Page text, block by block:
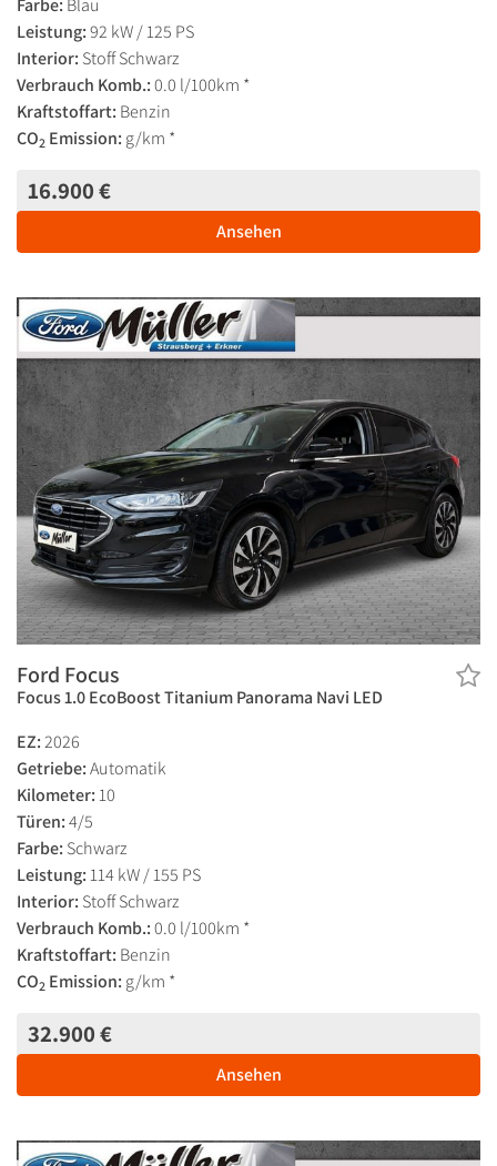
Leistung:92 kW / 125 PS
Interior: Stoff Schwarz
Verbrauch Komb.:0.0 l/100km *
Kraftstoffart: Benzin
CO2 Emission: g/km *
16.900 €
Ansehen
Ford Focus
Focus 1.0 EcoBoost Titanium Panorama Navi LED
EZ:2026
Getriebe:Automatik
Kilometer: 10
Türen:4/5
Farbe: Schwarz
Leistung: 114 kW / 155 PS
Interior: Stoff Schwarz
Verbrauch Komb.:0.0 l/100km *
Kraftstoffart: Benzin
CO2 Emission: g/km *
32.900 €
Ansehen